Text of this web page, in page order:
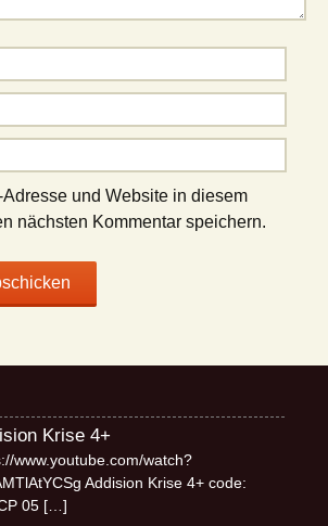
und Website in diesem
nächsten Kommentar speichern.
Krise 4+
www.youtube.com/watch?
Addision Krise 4+ code:
05[…]